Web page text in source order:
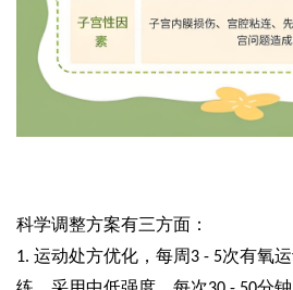
科学调整方案有三方面 ：
1. 运动处方优化，每周3 - 5次有氧